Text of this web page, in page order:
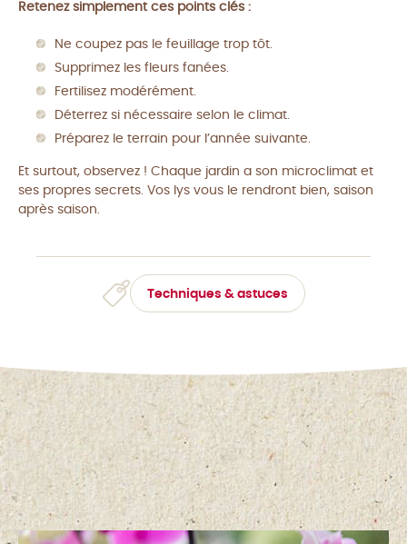
Retenez simplement ces points clés :
Ne coupez pas le feuillage trop tôt.
Supprimez les fleurs fanées.
Fertilisez modérément.
Déterrez si nécessaire selon le climat.
Préparez le terrain pour l’année suivante.
Et surtout, observez ! Chaque jardin a son microclimat et
ses propres secrets. Vos lys vous le rendront bien, saison
après saison.
Techniques & astuces